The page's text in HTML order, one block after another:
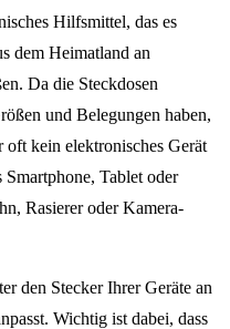
Hilfsmittel, das es
dem Heimatland an
Da die Steckdosen
und Belegungen haben,
oft kein elektronisches Gerät
Tablet oder
Rasierer oder Kamera-
den Stecker Ihrer Geräte an
Wichtig ist dabei, dass